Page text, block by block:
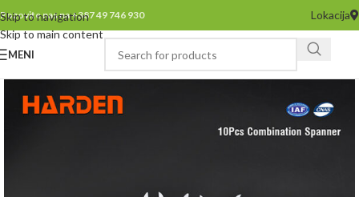
Skip to navigation
Skip to main content
Pozovite nas na +387 49 746 930 Lokacija
MENI